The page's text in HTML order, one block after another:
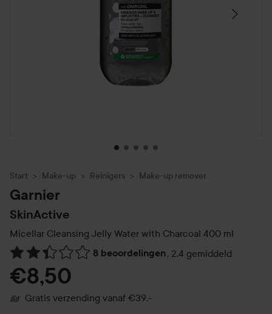
Start Make-up Reinigers Make-up remover
Garnier
SkinActive
Micellar Cleansing Jelly Water with Charcoal 400 ml
8 beoordelingen, 2.4 gemiddeld
Ga naar Reviews & reacties
€8,50
Gratis verzending vanaf €39,-